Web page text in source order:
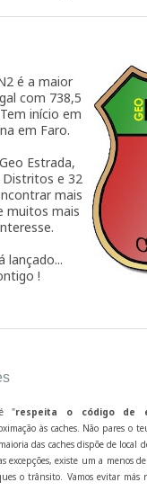
é a maior
com 738,5
início em
em Faro.
Estrada,
Distritos e 32
mais
muitos mais
lançado...
!
"respeita o código de
às caches. Não pares o
das caches dispõe de local
excepções, existe um a menos
o trânsito. Vamos evitar más